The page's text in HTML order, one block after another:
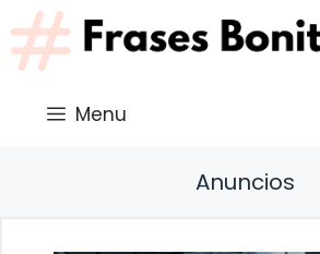
Saltar
al
contenido
Menu
Anuncios